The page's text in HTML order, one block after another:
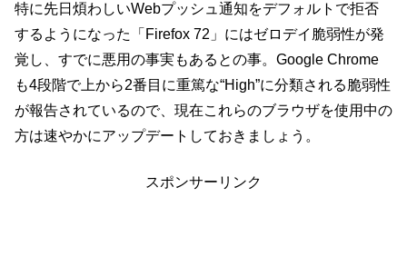
特に先日煩わしいWebプッシュ通知をデフォルトで拒否
するようになった「Firefox 72」にはゼロデイ脆弱性が発
覚し、すでに悪用の事実もあるとの事。Google Chrome
も4段階で上から2番目に重篤な“High”に分類される脆弱性
が報告されているので、現在これらのブラウザを使用中の
方は速やかにアップデートしておきましょう。
スポンサーリンク